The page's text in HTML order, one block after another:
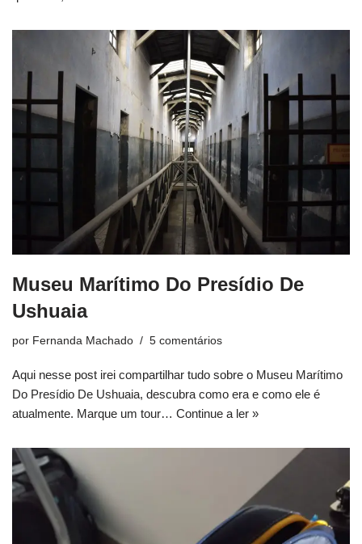
Museu Marítimo Do Presídio De
Ushuaia
por Fernanda Machado 5 comentários
Aqui nesse post irei compartilhar tudo sobre o Museu Marítimo
Do Presídio De Ushuaia, descubra como era e como ele é
atualmente. Marque um tour… Continue a ler »